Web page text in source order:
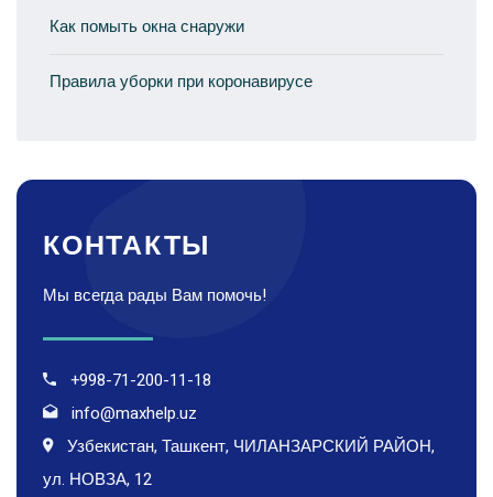
Как помыть окна снаружи
Правила уборки при коронавирусе
КОНТАКТЫ
Мы всегда рады Вам помочь!
+998-71-200-11-18
info@maxhelp.uz
Узбекистан, Ташкент, ЧИЛАНЗАРСКИЙ РАЙОН,
ул. НОВЗА, 12